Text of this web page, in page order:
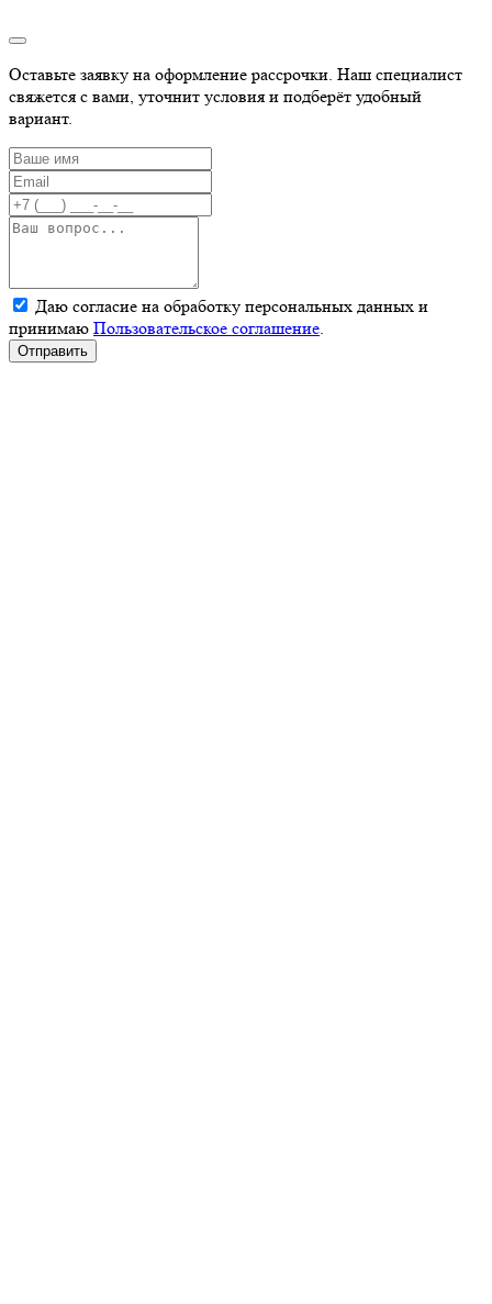
Оставьте заявку на оформление рассрочки. Наш специалист
свяжется с вами, уточнит условия и подберёт удобный
вариант.
Даю согласие на обработку персональных данных и
принимаю Пользовательское соглашение.
Отправить